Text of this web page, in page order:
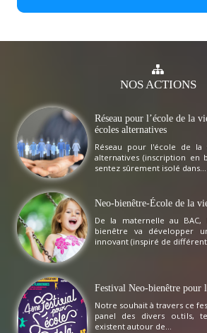
NOSACTIONS
Réseau pour l’école de la
écoles alternatives
Réseau pour l'école de la
alternatives (inscription en
sentez sûrement isolé dans...
Neo-bienêtre-École de la
De la maternelle au
bienêtre va développer
innovant (inspiré de
Festival Neo-bienêtre pour
Notre souhait à travers ce
panel des divers outils,
existent autour de...